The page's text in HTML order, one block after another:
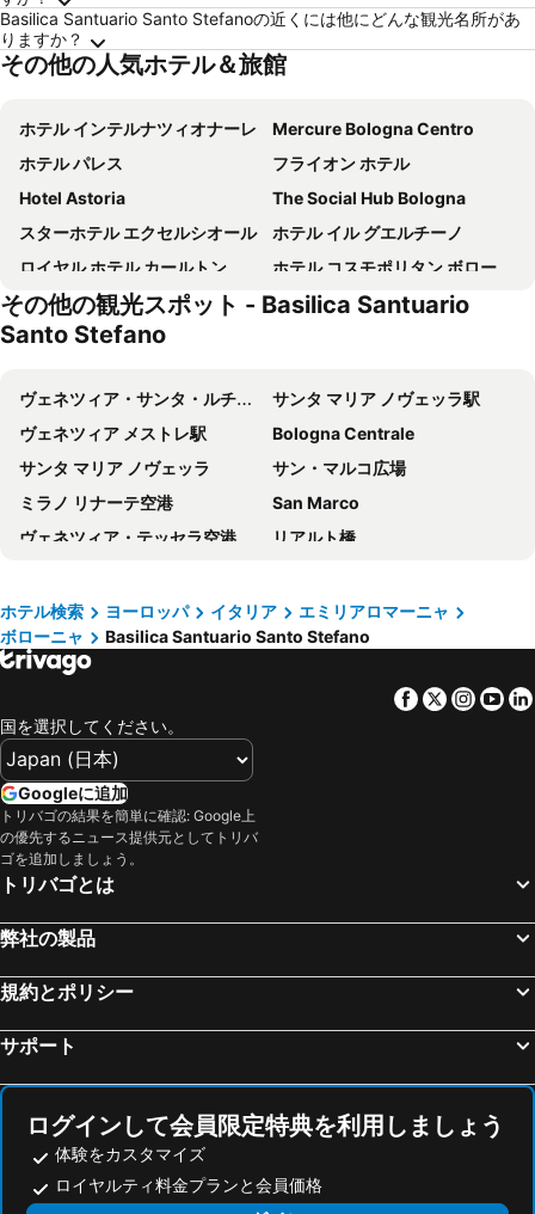
Basilica Santuario Santo Stefanoの近くには他にどんな観光名所があ
りますか？
その他の人気ホテル＆旅館
ホテル インテルナツィオナーレ
Mercure Bologna Centro
ホテル パレス
フライオン ホテル
Hotel Astoria
The Social Hub Bologna
スターホテル エクセルシオール
ホテル イル グエルチーノ
ロイヤル ホテル カールトン
ホテル コスモポリタン ボローニャ
Hotel Atlantic
Phi Hotel Bologna
アルベルゴ パノラマ
NH ボローニャ ヴィラノヴァ
ウナ ホテル ボローニャ
ベストウェスタン プラス タワー ホテル ボローニャ
ホテル ボローニャ エアポート
ホテル アカデミア
ヅァンホテル エウロパ
Camplus Guest Bononia
Hotel Del Borgo
HP Fly Hotel Bologna
Hotel San Donato - Bologna centro
スイーツ ホテル エリート
Hotel Centrale
アタホテル ボローニャ
ホテル ボローニャ フィエラ
アート ホテル コメルチアンティ
Smy Bologna Centrale
ヅァンホテル レジーナ
ホテル アスター
Hotel Marco Polo SELF CHEK-IN
ルレ ベラリア ホテル & コングレッシ
Hotel Samoggia
ホテル マッジョーレ ボローニャ
ヅァンホテル トレ ヴェッチ
ベストウェスタン シティ ホテル
Albergo Garisenda
Clavature LuxuryApartment
Ospitalità San Tommaso d'Aquino
Hotel Touring Bologna
Castiglione1
Il Convento Dei Fiori Di Seta
B&B Il Viaggio Bologna
Hotel Brun
その他の観光スポット - Basilica Santuario
Santo Stefano
ヴェネツィア・サンタ・ルチーア駅
サンタ マリア ノヴェッラ駅
ヴェネツィア メストレ駅
Bologna Centrale
サンタ マリア ノヴェッラ
サン・マルコ広場
ミラノ リナーテ空港
San Marco
ヴェネツィア・テッセラ空港
リアルト橋
フィレンツェ フィエラ
フィレンツェ大聖堂
フィレンツェ アメリゴ ヴェスプッチ空港
Stazione di Bergamo
Verona Porta Nuova
アレーナ・ディ・ヴェローナ
ジェノヴァ＝セストリ空港
ピサの斜塔
ペルージャ中心街
サン・フランチェスコ聖堂
Cannaregio
Bergamo Città Alta
Piazza della Vittoria
Fortezza da Basso
Dorsoduro
Stazione ferroviaria di Brescia
Savena
Cosmoprof
Montagnola
Vicenza Railway Station
Rimini railway station
Città Studi
ヴェッキオ橋
ホテル検索 ヨーロッパ イタリア
エミリアロマーニャ
ボローニャ
Basilica Santuario Santo Stefano
Facebook
Twitter
国を選択してください。
Googleに追加
トリバゴの結果を簡単に確認: Google上
の優先するニュース提供元としてトリバ
ゴを追加しましょう。
トリバゴとは
弊社の製品
規約とポリシー
サポート
ログインして会員限定特典を利用しましょう
体験をカスタマイズ
ロイヤルティ料金プランと会員価格